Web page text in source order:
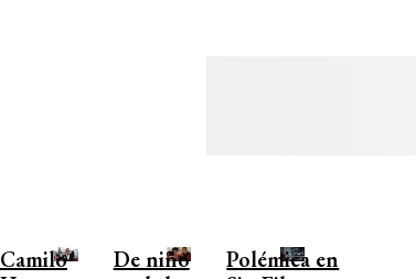
Camilo
De niño
Polémica en